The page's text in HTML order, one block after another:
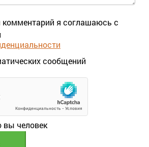
комментарий я соглашаюсь с
сообщений
вы человек